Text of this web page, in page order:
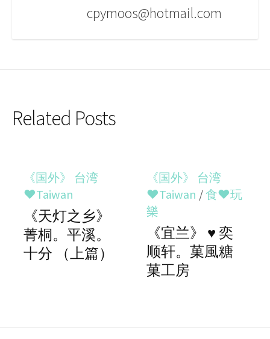
cpymoos@hotmail.com
Related Posts
《国外》 台湾
♥Taiwan
《天灯之乡》
菁桐。平溪。
十分 （上篇）
《国外》 台湾
♥Taiwan /食♥玩
樂
《宜兰》 ♥ 奕
顺轩。菓風糖
菓工房